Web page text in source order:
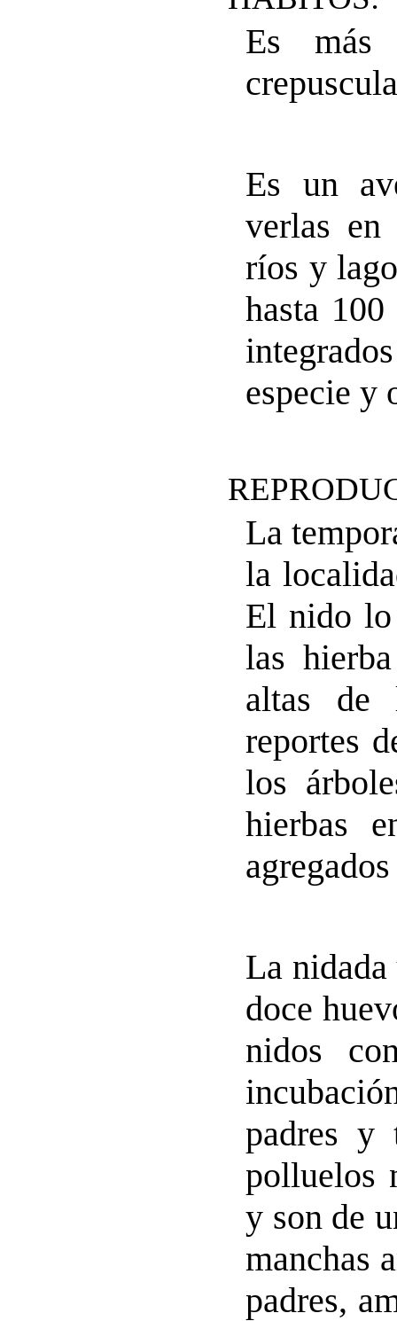
Es más
Es un
verlas
ríos y
hasta
especie y
La
la
El nido lo
las
altas de
reportes
los
hierbas
La nidada
doce
nidos
padres y
polluelos
y son de
manchas
padres,